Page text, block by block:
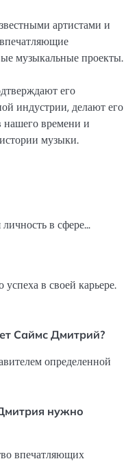
артистами и
музыкальные проекты.
его
индустрии, делают его
времени и
музыки.
в сфере…
в своей карьере.
Саймс Дмитрий?
определенной
нужно
впечатляющих